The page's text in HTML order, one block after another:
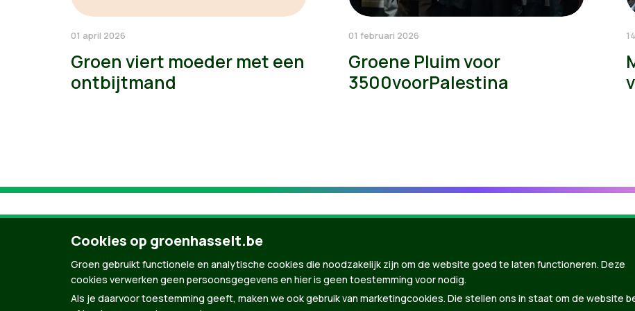
01 april 2026
Groen viert moeder met een
ontbijtmand
01 februari 2026
Groene Pluim voor
3500voorPalestina
Cookies op groenhasselt.be
Groen gebruikt functionele en analytische cookies die noodzakelijk zijn om de website goed te laten functioneren. Deze
cookies verwerken geen persoonsgegevens en hier is geen toestemming voor nodig.
Als je daarvoor toestemming geeft, maken we ook gebruik van marketingcookies. Die stellen ons in staat om de website